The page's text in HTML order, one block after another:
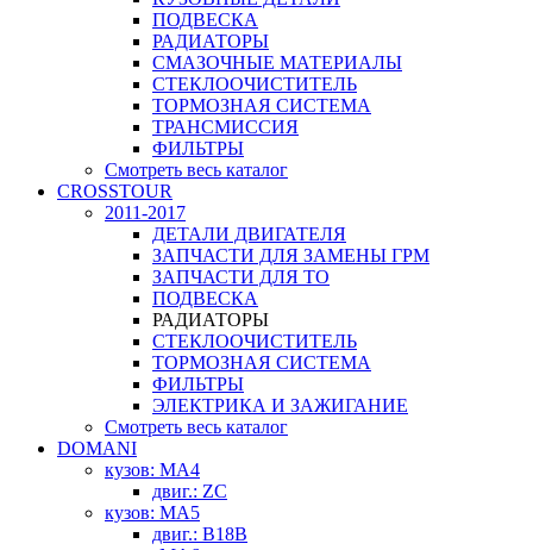
ПОДВЕСКА
РАДИАТОРЫ
СМАЗОЧНЫЕ МАТЕРИАЛЫ
СТЕКЛООЧИСТИТЕЛЬ
ТОРМОЗНАЯ СИСТЕМА
ТРАНСМИССИЯ
ФИЛЬТРЫ
Смотреть весь каталог
CROSSTOUR
2011-2017
ДЕТАЛИ ДВИГАТЕЛЯ
ЗАПЧАСТИ ДЛЯ ЗАМЕНЫ ГРМ
ЗАПЧАСТИ ДЛЯ ТО
ПОДВЕСКА
РАДИАТОРЫ
СТЕКЛООЧИСТИТЕЛЬ
ТОРМОЗНАЯ СИСТЕМА
ФИЛЬТРЫ
ЭЛЕКТРИКА И ЗАЖИГАНИЕ
Смотреть весь каталог
DOMANI
кузов: MA4
двиг.: ZC
кузов: MA5
двиг.: B18B